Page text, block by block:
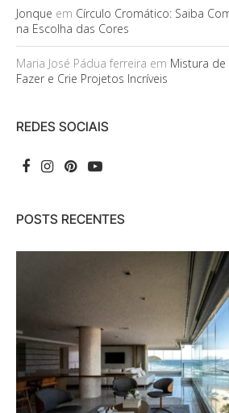
Jonque em Círculo Cromático: Saiba
na Escolha das Cores
Maria José Pádua ferreira em Mistura de
Fazer e Crie Projetos Incríveis
REDES SOCIAIS
POSTS RECENTES